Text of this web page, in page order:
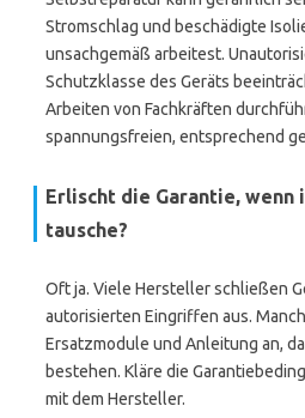
Stromschlag und beschädigte
unsachgemäß arbeitest.
Schutzklasse des Geräts
Arbeiten von Fachkräften
spannungsfreien, entsprechend
Erlischt die Garantie, wenn
tausche?
Oft ja. Viele Hersteller schließen
autorisierten Eingriffen aus.
Ersatzmodule und Anleitung an,
bestehen. Kläre die
mit dem Hersteller.